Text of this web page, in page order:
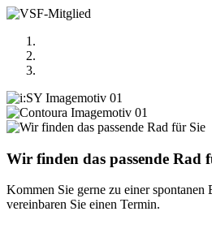
Wir finden das passende Rad
Kommen Sie gerne zu einer spontanen
vereinbaren Sie einen Termin.